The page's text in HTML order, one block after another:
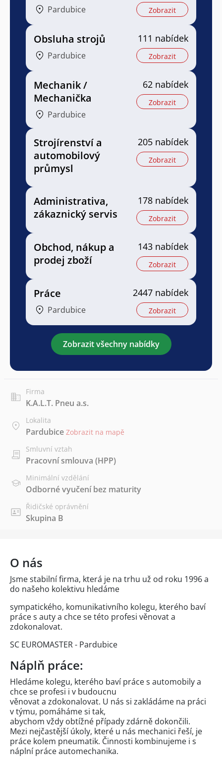
Pardubice Zobrazit
Obsluha strojů
Pardubice
111 nabídek
Zobrazit
Mechanik /
Mechanička
Pardubice
62 nabídek
Zobrazit
Strojírenství a
automobilový
průmysl
205 nabídek
Zobrazit
Administrativa,
zákaznický servis
178 nabídek
Zobrazit
Obchod, nákup a
prodej zboží
143 nabídek
Zobrazit
Práce
Pardubice
2447 nabídek
Zobrazit
Zobrazit všechny nabídky
Firma
K.A.L.T. Pneu a.s.
Lokalita
Pardubice Zobrazit na mapě
Smluvní vztah
Pracovní smlouva (HPP)
Minimální vzdělání
Odborné vyučení bez maturity
Řidičské oprávnění
Skupina B
O nás
Jsme stabilní firma, která je na trhu už od roku 1996 a
do našeho kolektivu hledáme
sympatického, komunikativního kolegu, kterého baví
práce s auty a chce se této profesi věnovat a
zdokonalovat.
SC EUROMASTER - Pardubice
Náplň práce:
Hledáme kolegu, kterého baví práce s automobily a
chce se profesi i v budoucnu
věnovat a zdokonalovat. U nás si zakládáme na práci
v týmu, pomáháme si tak,
abychom vždy obtížné případy zdárně dokončili.
Mezi nejčastější úkoly, které u nás mechanici řeší, je
práce kolem pneumatik. Činnosti kombinujeme i s
náplní práce automechanika.